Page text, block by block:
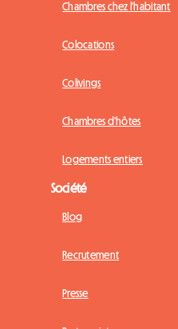
Chambres chez l'habitant
Colocations
Colivings
Chambres d'hôtes
Logements entiers
Société
Blog
Recrutement
Presse